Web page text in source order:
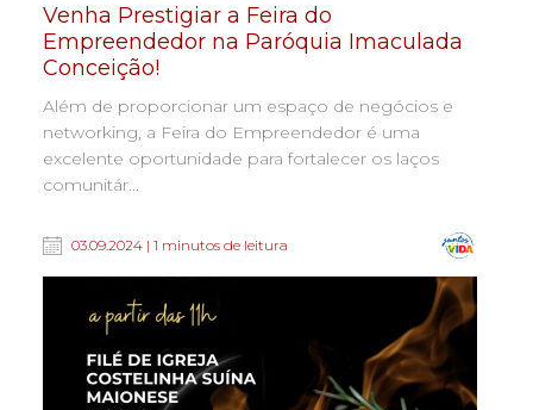
Venha Prestigiar a Feira do
Empreendedor na Paróquia Imaculada
Conceição!
Além de proporcionar um espaço de negócios e
networking, a Feira do Empreendedor é uma
excelente oportunidade para fortalecer os laços
comunitár...
03.09.2024 | 1 minutos de leitura